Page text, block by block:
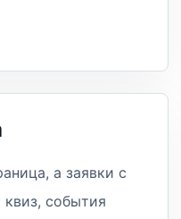
а заявки с
события